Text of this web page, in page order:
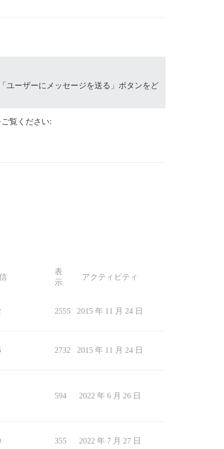
ユーザーにメッセージを送る」ボタンをど
覧ください:
表
示
アクティビティ
2555 2015 年 11 月 24 日
2732 2015 年 11 月 24 日
594 2022 年 6 月 26 日
355 2022 年 7 月 27 日